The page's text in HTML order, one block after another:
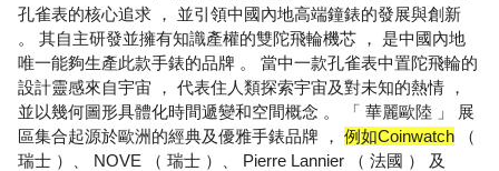
孔雀表的核心追求 ， 並引領中國內地高端鐘錶的發展與創新
。 其自主研發並擁有知識產權的雙陀飛輪機芯 ， 是中國內地
唯一能夠生產此款手錶的品牌 。 當中一款孔雀表中置陀飛輪的
設計靈感來自宇宙 ， 代表住人類探索宇宙及對未知的熱情 ，
並以幾何圖形具體化時間遞變和空間概念 。 「 華麗歐陸 」 展
區集合起源於歐洲的經典及優雅手錶品牌 ， 例如Coinwatch （
瑞士 ）、 NOVE （ 瑞士 ）、 Pierre Lannier （ 法國 ） 及